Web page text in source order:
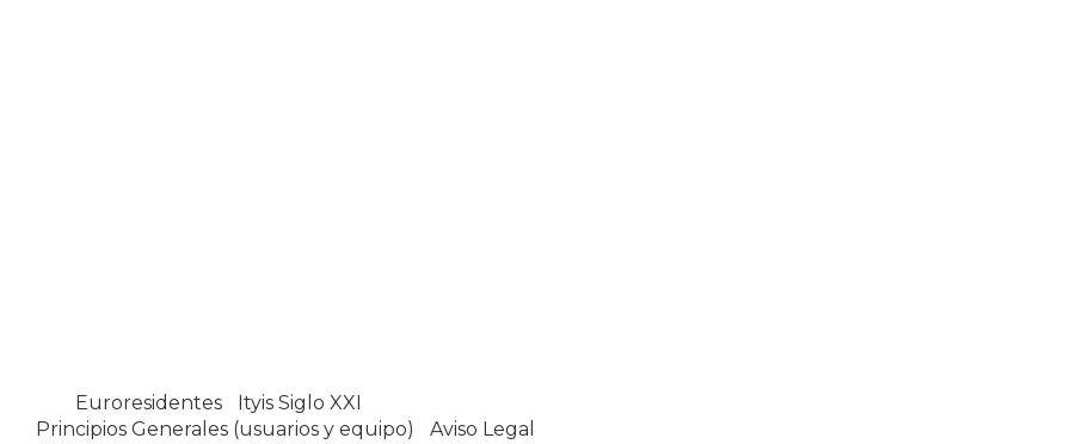
Euroresidentes| Ityis Siglo XXI
Principios Generales (usuarios y equipo)
Aviso Legal